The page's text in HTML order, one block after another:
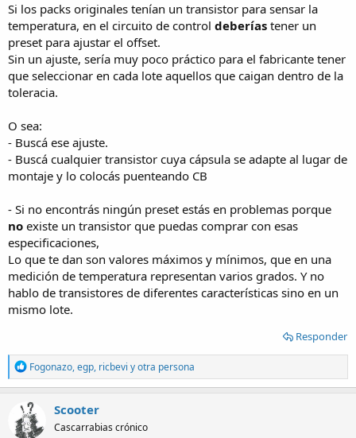
Si los packs originales tenían un transistor para sensar la
temperatura, en el circuito de control deberías tener un
preset para ajustar el offset.
Sin un ajuste, sería muy poco práctico para el fabricante tener
que seleccionar en cada lote aquellos que caigan dentro de la
toleracia.
O sea:
- Buscá ese ajuste.
- Buscá cualquier transistor cuya cápsula se adapte al lugar de
montaje y lo colocás puenteando CB
- Si no encontrás ningún preset estás en problemas porque
no existe un transistor que puedas comprar con esas
especificaciones,
Lo que te dan son valores máximos y mínimos, que en una
medición de temperatura representan varios grados. Y no
hablo de transistores de diferentes características sino en un
mismo lote.
Responder
R
e
a
c
t
i
Fogonazo,egp, ricbevi y otra persona
Scooter
Cascarrabias crónico